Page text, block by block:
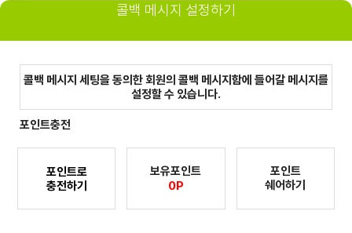
콜백 메시지 설정하기
콜백 메시지 세팅을 동의한 회원의 콜백 메시지함에 들어갈 메시지를
설정할 수 있습니다.
포인트충전
포인트로
충전하기
보유포인트
0P
포인트
쉐어하기